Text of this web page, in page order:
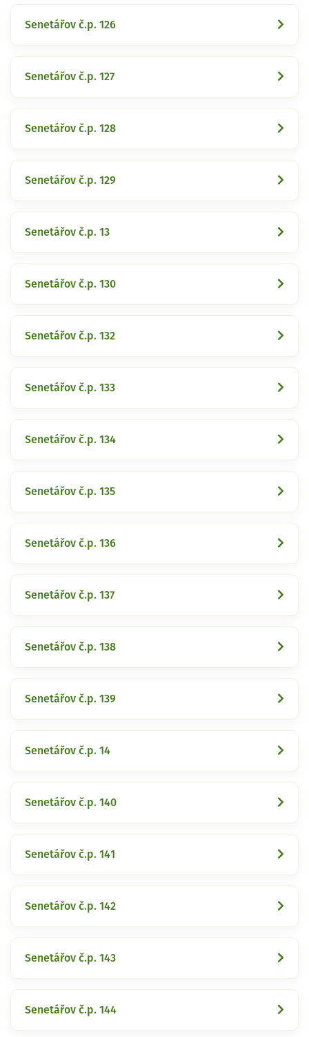
Senetářov č.p. 126
Senetářov č.p. 127
Senetářov č.p. 128
Senetářov č.p. 129
Senetářov č.p. 13
Senetářov č.p. 130
Senetářov č.p. 132
Senetářov č.p. 133
Senetářov č.p. 134
Senetářov č.p. 135
Senetářov č.p. 136
Senetářov č.p. 137
Senetářov č.p. 138
Senetářov č.p. 139
Senetářov č.p. 14
Senetářov č.p. 140
Senetářov č.p. 141
Senetářov č.p. 142
Senetářov č.p. 143
Senetářov č.p. 144